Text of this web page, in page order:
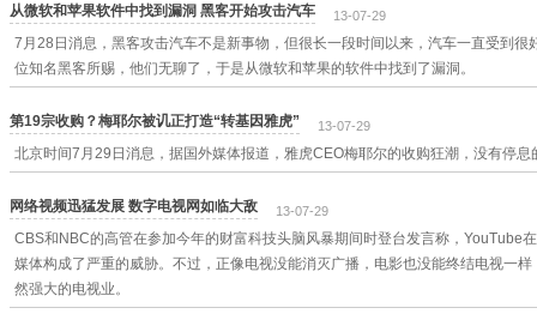
从微软和苹果软件中找到漏洞 黑客开始攻击汽车 13-07-29
7月28日消息，黑客攻击汽车不是新事物，但很长一段时间以来，汽车一直受到很
位知名黑客所赐，他们无聊了，于是从微软和苹果的软件中找到了漏洞。
第19宗收购？梅耶尔被讥正打造“转基因雅虎” 13-07-29
北京时间7月29日消息，据国外媒体报道，雅虎CEO梅耶尔的收购狂潮，没有停息
网络视频迅猛发展 数字电视网如临大敌 13-07-29
CBS和NBC的高管在参加今年的财富科技头脑风暴期间时登台发言称，YouTube
媒体构成了严重的威胁。不过，正像电视没能消灭广播，电影也没能终结电视一
然强大的电视业。